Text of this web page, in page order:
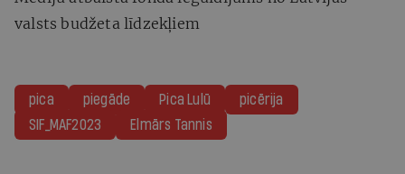
valsts budžeta līdzekļiem
pica piegāde Pica Lulū
picērija
SIF_MAF2023
Elmārs Tannis